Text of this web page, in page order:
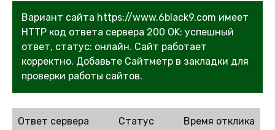
Вариант сайта https://www.6black9.com имеет
HTTP код ответа сервера 200 OK: успешный
ответ, статус: онлайн. Сайт работает
корректно. Добавьте Сайтметр в закладки для
проверки работы сайтов.
Ответ сервера Статус Время отклика